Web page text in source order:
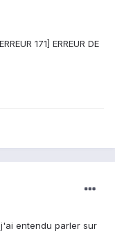
171] ERREUR DE
entendu parler sur